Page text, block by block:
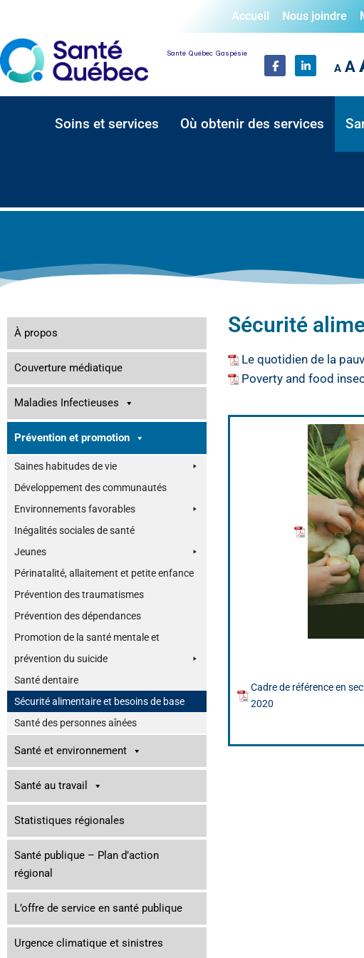
Accueil Nous joindre
Santé Québec Gaspésie
A A
Soins et services Où obtenir des services
À propos
Couverture médiatique
Maladies Infectieuses
Prévention et promotion
Saines habitudes de vie
Développement des communautés
Environnements favorables
Inégalités sociales de santé
Jeunes
Périnatalité, allaitement et petite enfance
Prévention des traumatismes
Prévention des dépendances
Promotion de la santé mentale et
prévention du suicide
Santé dentaire
Sécurité alimentaire et besoins de base
Santé des personnes aînées
Santé et environnement
Santé au travail
Statistiques régionales
Santé publique – Plan d’action
régional
L’offre de service en santé publique
Urgence climatique et sinistres
Sécurité
Le quotidien de la
Poverty and food
Cadre de référence en
2020